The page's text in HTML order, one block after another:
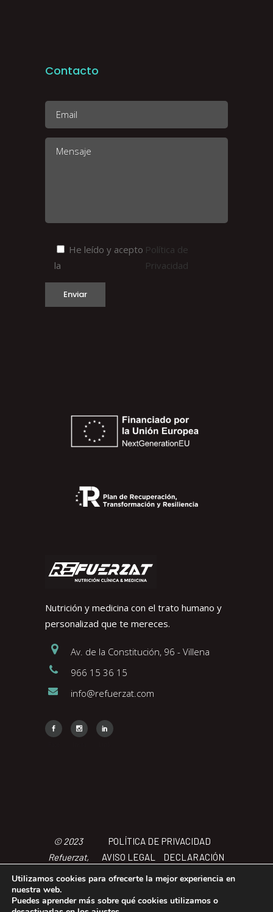
Nutrición y medicina con el trato humano y
personalizad que te mereces.
Av. de la Constitución, 96 - Villena
966 15 36 15
info@refuerzat.com
Contacto
He leído y acepto
la
Política de
Privacidad
© 2023
Refuerzat,
Todos los
derechos
reservados
POLÍTICA DE PRIVACIDAD
AVISO LEGAL
DECLARACIÓN
DE ACCCESIBILIDAD
POLÍTICA
CONDICIONES
Utilizamos cookies para ofrecerte la mejor experiencia en
nuestra web.
Puedes aprender más sobre qué cookies utilizamos o